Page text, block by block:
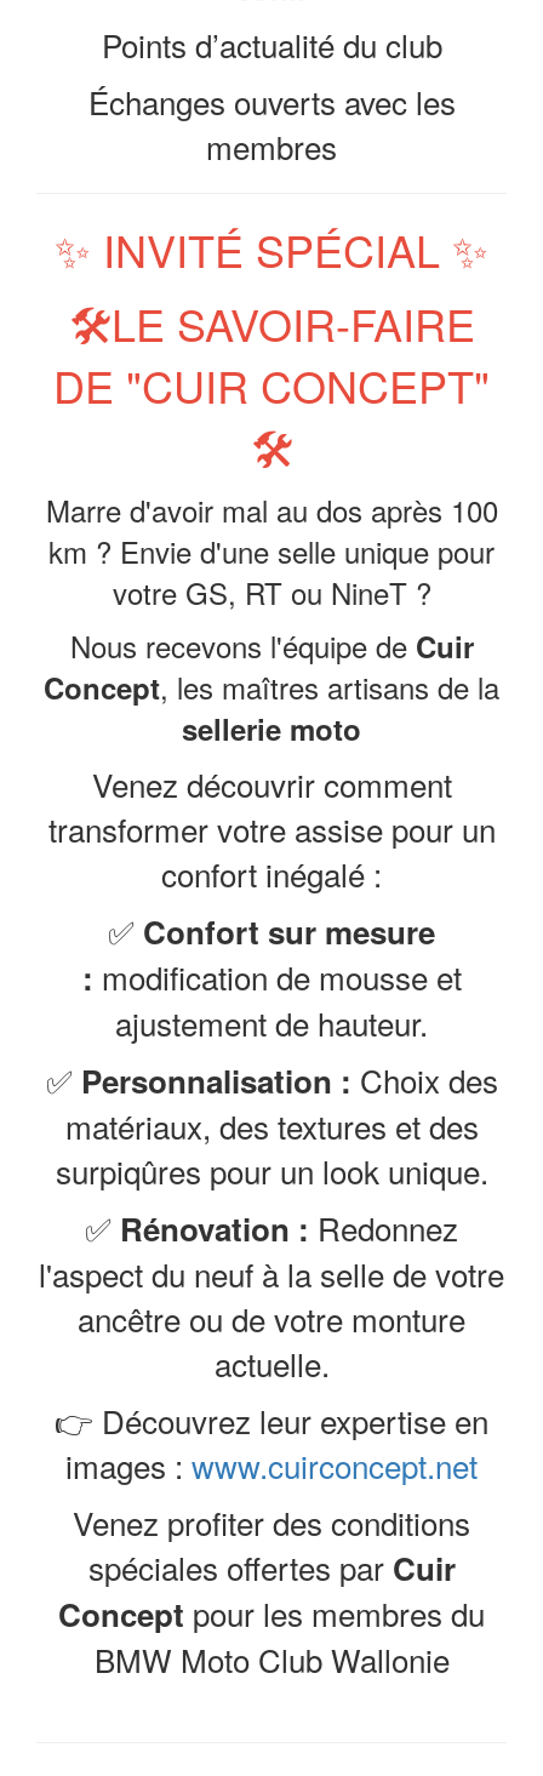
Points d’actualité du club
Échanges ouverts avec les
membres
✨ INVITÉ SPÉCIAL ✨
🛠️LE SAVOIR-FAIRE
DE "CUIR CONCEPT"
🛠️
Marre d'avoir mal au dos après 100
km ? Envie d'une selle unique pour
votre GS, RT ou NineT ?
Nous recevons l'équipe de Cuir
Concept, les maîtres artisans de la
sellerie moto
Venez découvrir comment
transformer votre assise pour un
confort inégalé :
✅ Confort sur mesure
: modification de mousse et
ajustement de hauteur.
✅ Personnalisation : Choix des
matériaux, des textures et des
surpiqûres pour un look unique.
✅ Rénovation : Redonnez
l'aspect du neuf à la selle de votre
ancêtre ou de votre monture
actuelle.
👉 Découvrez leur expertise en
images : www.cuirconcept.net
Venez profiter des conditions
spéciales offertes par Cuir
Concept pour les membres du
BMW Moto Club Wallonie